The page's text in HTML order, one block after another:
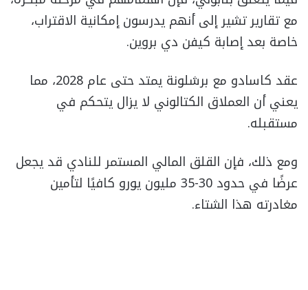
مع تقارير تشير إلى أنهم يدرسون إمكانية الاقتراب،
خاصة بعد إصابة كيفن دي بروين.
عقد كاسادو مع برشلونة يمتد حتى عام 2028، مما
يعني أن العملاق الكتالوني لا يزال يتحكم في
مستقبله.
ومع ذلك، فإن القلق المالي المستمر للنادي قد يجعل
عرضًا في حدود 30-35 مليون يورو كافيًا لتأمين
مغادرته هذا الشتاء.